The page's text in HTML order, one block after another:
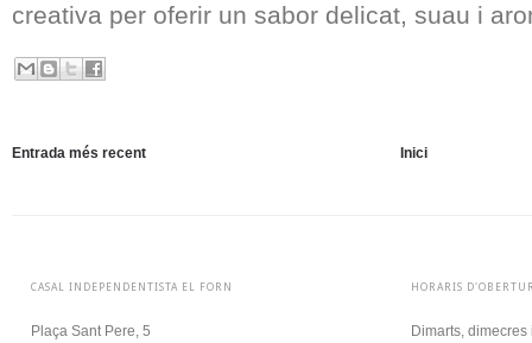
creativa per oferir un sabor delicat, suau i
Entrada més recent Inici
HORARIS
Dimarts,
CASAL INDEPENDENTISTA EL FORN
Plaça Sant Pere, 5